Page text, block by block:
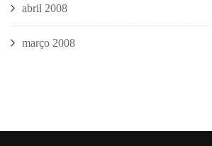
abril 2008
março 2008